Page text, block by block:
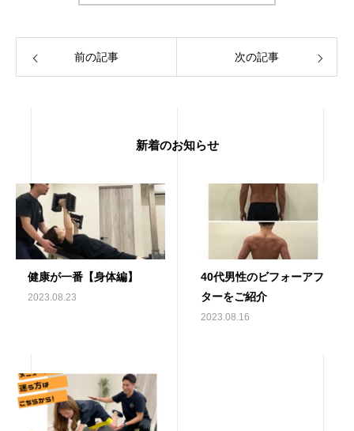
前の記事 次の記事
新着のお知らせ
健康が一番【身体編】
2023.08.23
40代男性のビフォーアフ
ターをご紹介
2023.08.16